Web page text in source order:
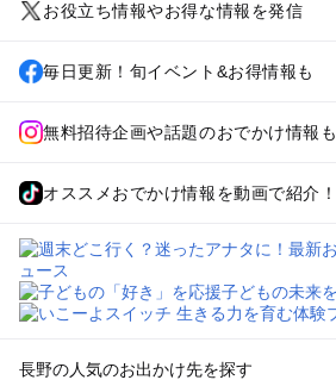
お役立ち情報やお得な情報を発信
毎日更新！旬イベント&お得情報も
無料招待企画や話題のおでかけ情報も
オススメおでかけ情報を動画で紹介！
長野の人気のお出かけ先を探す